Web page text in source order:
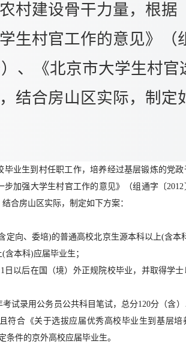
村建设骨干力量，根据
生村官工作的意见》（
、《北京市大学生村官
结合房山区实际，制定
毕业生到村任职工作，培养经过基层锻炼的党
加强大学生村官工作的意见》（组通字〔
合房山区实际，制定如下方案：
定向、委培)的普通高校北京生源本科以上(含本
本科)应届毕业生；
1日以后在国（境）外正规院校毕业，并取得学
考试录用公务员公共科目笔试，总分120分（含
符合《关于选拔应届优秀高校毕业生到基层培
条件的京外高校应届毕业生。